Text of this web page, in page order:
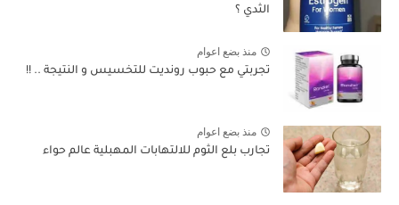
الثدي ؟
منذ بضع اعوام
تجربتي مع حبوب رونديت للتخسيس و النتيجة .. !!
منذ بضع اعوام
تجارب بلع الثوم للالتهابات المهبلية عالم حواء